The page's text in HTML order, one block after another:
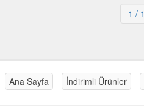
1 / 1
Ana Sayfa İndirimli Ürünler